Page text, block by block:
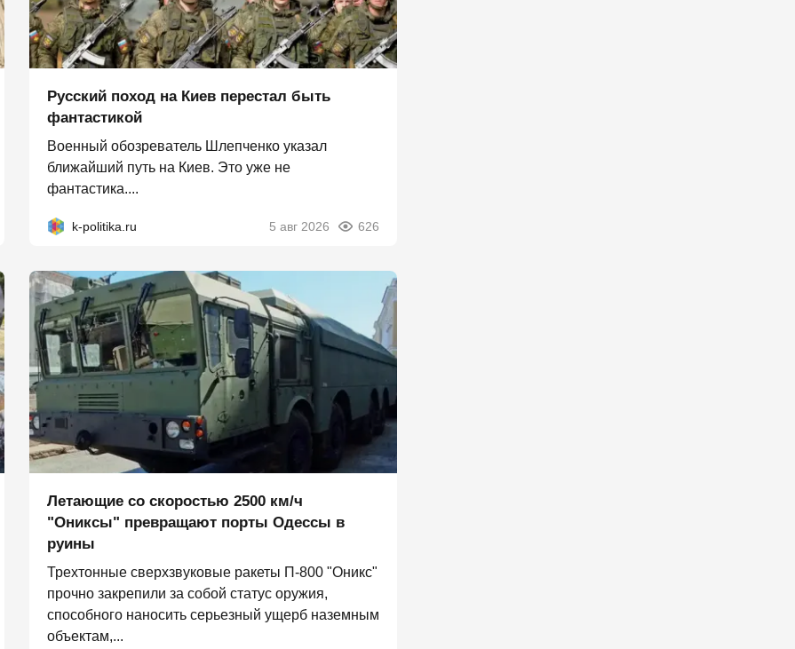
Русский поход на Киев перестал быть
фантастикой
Военный обозреватель Шлепченко указал
ближайший путь на Киев. Это уже не
фантастика....
k-politika.ru 5 авг 2026 626
Летающие со скоростью 2500 км/ч
"Ониксы" превращают порты Одессы в
руины
Трехтонные сверхзвуковые ракеты П‑800 "Оникс"
прочно закрепили за собой статус оружия,
способного наносить серьезный ущерб наземным
объектам,...